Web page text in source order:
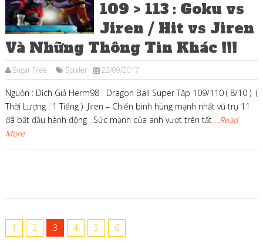
109 > 113 : Goku vs
Jiren / Hit vs Jiren
Và Những Thông Tin Khác !!!
Sugar Free Spoiler 22/09/2017
Nguồn : Dịch Giả Herm98 Dragon Ball Super Tập 109/110 ( 8/10 ) (
Thời Lượng : 1 Tiếng ) Jiren – Chiến binh hùng mạnh nhất vũ trụ 11
đã bắt đầu hành động . Sức mạnh của anh vượt trên tất ...Read
More
1 2 3 4 5 6